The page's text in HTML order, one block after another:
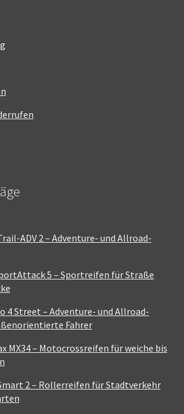
ADV 2 – Adventure- und Allroad-
5 – Sportreifen für Straße
4 Street – Adventure- und Allroad-
Fahrer
MX34 – Motocrossreifen für weiche bis
2 – Rollerreifen für Stadtverkehr